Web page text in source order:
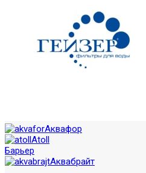
Аквафор
Atoll
Барьер
Аквабрайт